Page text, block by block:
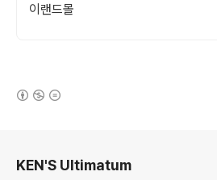
이랜드몰
KEN'S Ultimatum